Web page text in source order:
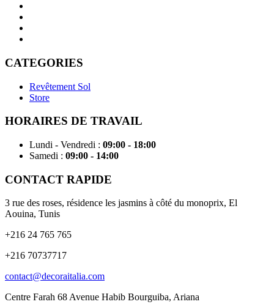
CATEGORIES
Revêtement Sol
Store
HORAIRES DE TRAVAIL
Lundi - Vendredi : 09:00 - 18:00
Samedi : 09:00 - 14:00
CONTACT RAPIDE
3 rue des roses, résidence les jasmins à côté du monoprix, El
Aouina, Tunis
+216 24 765 765
+216 70737717
contact@decoraitalia.com
Centre Farah 68 Avenue Habib Bourguiba, Ariana